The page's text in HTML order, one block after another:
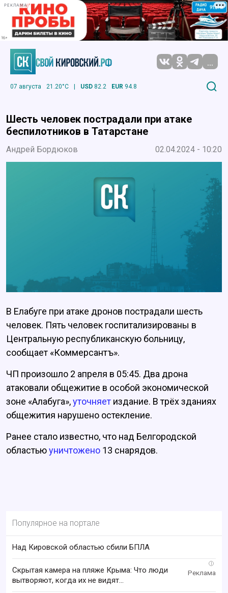
РЕКЛАМА
...
07 августа 21.20°C | USD 82.2 EUR 94.8
Шесть человек пострадали при атаке
беспилотников в Татарстане
Андрей Бордюков 02.04.2024 - 10:20
В Елабуге при атаке дронов пострадали шесть
человек. Пять человек госпитализированы в
Центральную республиканскую больницу,
сообщает «Коммерсантъ».
ЧП произошло 2 апреля в 05:45. Два дрона
атаковали общежитие в особой экономической
зоне «Алабуга»,уточняет издание. В трёх зданиях
общежития нарушено остекление.
Ранее стало известно, что над Белгородской
областьюуничтожено 13 снарядов.
Популярное на портале
Над Кировской областью сбили БПЛА
i
Скрытая камера на пляже Крыма: Что люди
вытворяют, когда их не видят...